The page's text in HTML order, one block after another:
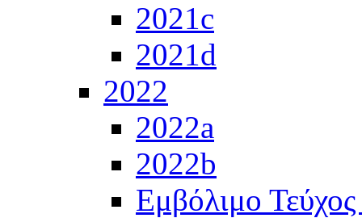
2021c
2021d
2022
2022a
2022b
Εμβόλιμο